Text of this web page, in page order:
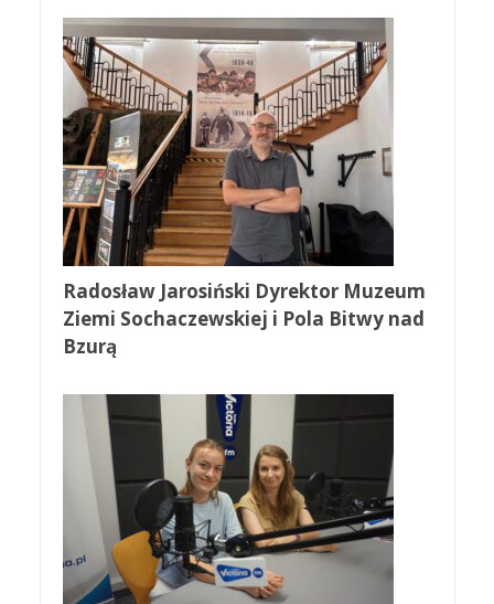
Radosław Jarosiński Dyrektor Muzeum
Ziemi Sochaczewskiej i Pola Bitwy nad
Bzurą